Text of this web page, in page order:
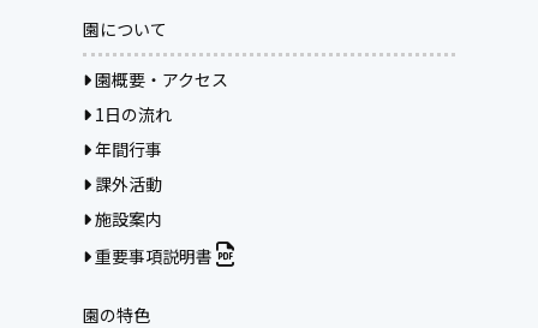
園について
園概要・アクセス
1日の流れ
年間行事
課外活動
施設案内
重要事項説明書
園の特色